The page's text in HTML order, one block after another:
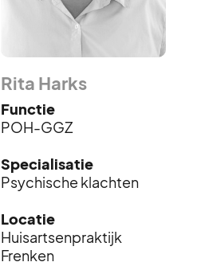
Rita Harks
Functie
POH-GGZ
Specialisatie
Psychische klachten
Locatie
Huisartsenpraktijk
Frenken